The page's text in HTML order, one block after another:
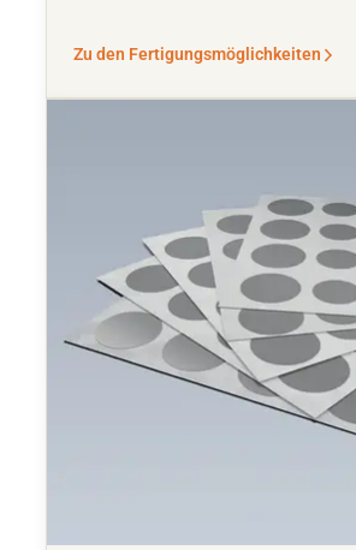
Zu den Fertigungsmöglichkeiten